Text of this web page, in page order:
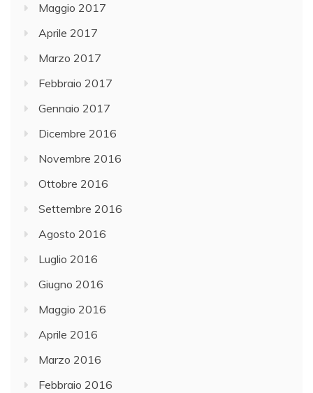
Maggio 2017
Aprile 2017
Marzo 2017
Febbraio 2017
Gennaio 2017
Dicembre 2016
Novembre 2016
Ottobre 2016
Settembre 2016
Agosto 2016
Luglio 2016
Giugno 2016
Maggio 2016
Aprile 2016
Marzo 2016
Febbraio 2016